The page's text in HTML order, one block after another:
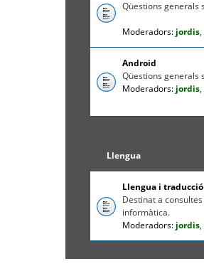
Qüestions generals
Moderadors: jordis,
Android
Qüestions generals
Moderadors: jordis,
Llengua
Llengua i
Destinat a
informàtica.
Moderadors: jordis,